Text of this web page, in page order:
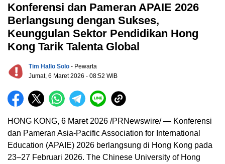
Konferensi dan Pameran APAIE 2026
Berlangsung dengan Sukses,
Keunggulan Sektor Pendidikan Hong
Kong Tarik Talenta Global
Tim Hallo Solo - Pewarta
Jumat, 6 Maret 2026 - 08:52 WIB
HONG KONG, 6 Maret 2026 /PRNewswire/ — Konferensi
dan Pameran Asia-Pacific Association for International
Education (APAIE) 2026 berlangsung di Hong Kong pada
23–27 Februari 2026. The Chinese University of Hong